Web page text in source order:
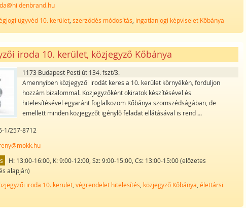
ügyvéd 10. kerület ,szerződés módosítás ingatlanjogi képviselet Kőbánya
iroda 10. kerület, közjegyző Kőbánya
1173 Budapest Pesti út 134. fszt/3.
Amennyiben közjegyzői irodát keres a 10. kerület környékén, forduljon
hozzám bizalommal. Közjegyzőként okiratok készítésével és
hitelesítésével egyaránt foglalkozom Kőbánya szomszédságában, de
emellett minden közjegyzőt igénylő feladat ellátásával is rend...
1/257-8712
H: 13:00-16:00, K: 9:00-12:00, Sz: 9:00-15:00, Cs: 13:00-15:00 (előzetes
alapján)
iroda 10. kerület,végrendelet hitelesítés, közjegyző Kőbánya,élettársi